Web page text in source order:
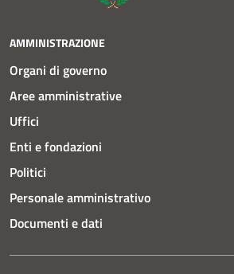
AMMINISTRAZIONE
Organi di governo
Aree amministrative
Uffici
Enti e fondazioni
Politici
Personale amministrativo
Documenti e dati